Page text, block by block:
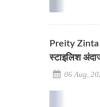
Preity Zinta
स्टाइलिश
06 Aug,